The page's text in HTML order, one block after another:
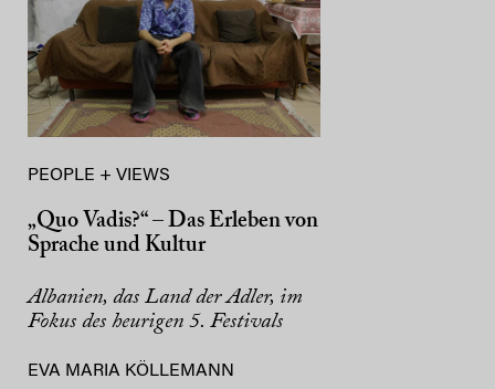
PEOPLE + VIEWS
„Quo Vadis?“ – Das Erleben von
Sprache und Kultur
Albanien, das Land der Adler, im
Fokus des heurigen 5. Festivals
EVA MARIA KÖLLEMANN